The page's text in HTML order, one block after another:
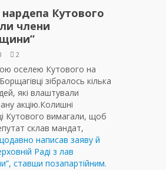
Кутового
члени
2
оселею Кутового на
зібралось кілька
які влаштували
акцію.Колишні
Кутового вимагали, щоб
склав мандат,
написав заяву й
Раді з лав
ставши позапартійним.